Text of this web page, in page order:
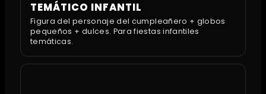
TEMÁTICO INFANTIL
Figura del personaje del cumpleañero + globos
pequeños + dulces. Para fiestas infantiles
temáticas.